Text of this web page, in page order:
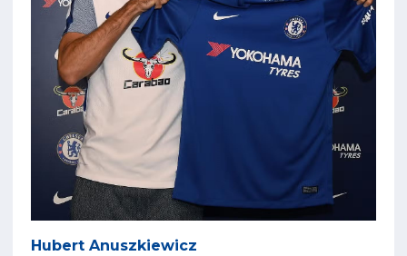
Hubert Anuszkiewicz